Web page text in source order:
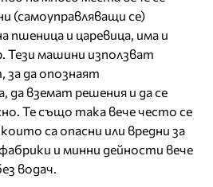
(самоуправляващи се)
пшеница и царевица, има и
Тези машини използват
за да опознаят
да вземат решения и да се
Те също така вече често се
са опасни или вредни за
и минни дейности вече
водач.